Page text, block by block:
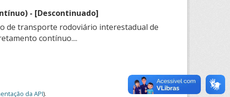
- [Descontinuado]
de transporte rodoviário interestadual de
contínuo....
da API).